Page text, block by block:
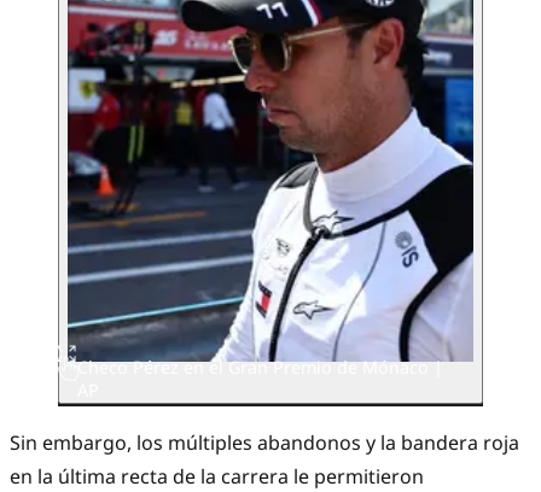
Checo Pérez en el Gran Premio de Mónaco |
Sin embargo, los múltiples abandonos y la bandera roja
en la última recta de la carrera le permitieron